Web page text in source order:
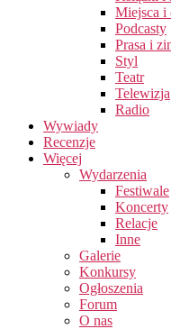
Miejsca i
Podcasty
Prasa i
Styl
Teatr
Telewizja
Radio
Wywiady
Recenzje
Więcej
Wydarzenia
Festiwale
Koncerty
Relacje
Inne
Galerie
Konkursy
Ogłoszenia
Forum
O nas